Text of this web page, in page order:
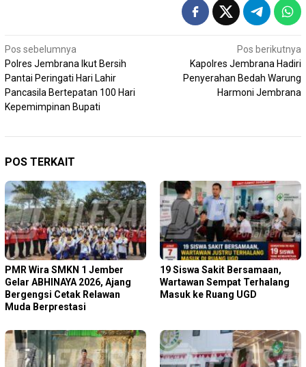
Navigasi
pos
Pos sebelumnya
Polres Jembrana Ikut Bersih
Pantai Peringati Hari Lahir
Pancasila Bertepatan 100 Hari
Kepemimpinan Bupati
Pos berikutnya
Kapolres Jembrana Hadiri
Penyerahan Bedah Warung
Harmoni Jembrana
POS TERKAIT
PMR Wira SMKN 1 Jember
Gelar ABHINAYA 2026, Ajang
Bergengsi Cetak Relawan
Muda Berprestasi
19 Siswa Sakit Bersamaan,
Wartawan Sempat Terhalang
Masuk ke Ruang UGD